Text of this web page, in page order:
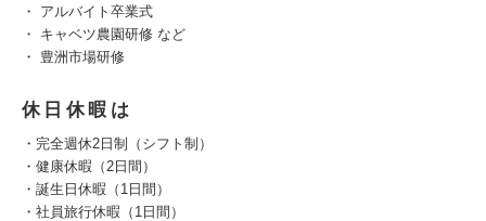
・ アルバイト卒業式
・ キャベツ農園研修 など
・ 豊洲市場研修
休日休暇は
・完全週休2日制（シフト制）
・健康休暇（2日間）
・誕生日休暇（1日間）
・社員旅行休暇（1日間）